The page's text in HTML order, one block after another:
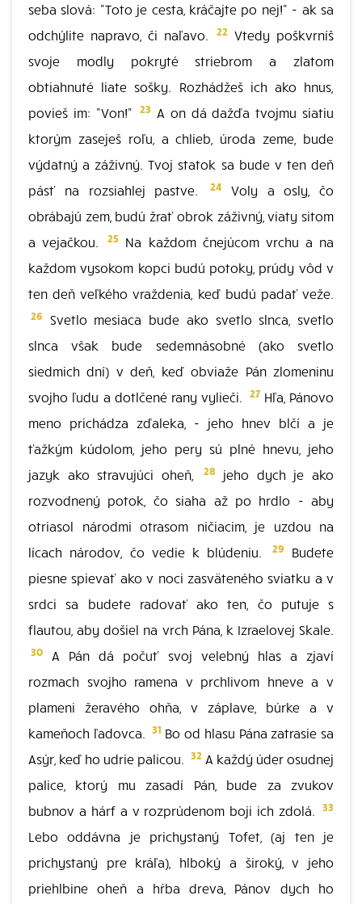
seba slová: "Toto je cesta, kráčajte po nej!" - ak sa
odchýlite napravo, či naľavo.
22 Vtedy poškvrníš
svoje modly pokryté striebrom a zlatom
obtiahnuté liate sošky. Rozhádžeš ich ako hnus,
povieš im: "Von!"
23 A on dá dažďa tvojmu siatiu
ktorým zaseješ roľu, a chlieb, úroda zeme, bude
výdatný a záživný. Tvoj statok sa bude v ten deň
pásť na rozsiahlej pastve.
24 Voly a osly, čo
obrábajú zem, budú žrať obrok záživný, viaty sitom
a vejačkou.
25 Na každom čnejúcom vrchu a na
každom vysokom kopci budú potoky, prúdy vôd v
ten deň veľkého vraždenia, keď budú padať veže.
26 Svetlo mesiaca bude ako svetlo slnca, svetlo
slnca však bude sedemnásobné (ako svetlo
siedmich dní) v deň, keď obviaže Pán zlomeninu
svojho ľudu a dotlčené rany vylieči. 27Hľa, Pánovo
meno prichádza zďaleka, - jeho hnev blčí a je
ťažkým kúdolom, jeho pery sú plné hnevu, jeho
jazyk ako stravujúci oheň,
28
jeho dych je ako
rozvodnený potok, čo siaha až po hrdlo - aby
otriasol národmi otrasom ničiacim, je uzdou na
lícach národov, čo vedie k blúdeniu.
29
Budete
piesne spievať ako v noci zasväteného sviatku a v
srdci sa budete radovať ako ten, čo putuje s
flautou, aby došiel na vrch Pána, k Izraelovej Skale.
30 A Pán dá počuť svoj velebný hlas a zjaví
rozmach svojho ramena v prchlivom hneve a v
plameni žeravého ohňa, v záplave, búrke a v
kameňoch ľadovca. 31 Bo od hlasu Pána zatrasie sa
Asýr, keď ho udrie palicou. 32A každý úder osudnej
palice, ktorý mu zasadí Pán, bude za zvukov
bubnov a hárf a v rozprúdenom boji ich zdolá. 33
Lebo oddávna je prichystaný Tofet, (aj ten je
prichystaný pre kráľa), hlboký a široký, v jeho
priehlbine oheň a hŕba dreva, Pánov dych ho